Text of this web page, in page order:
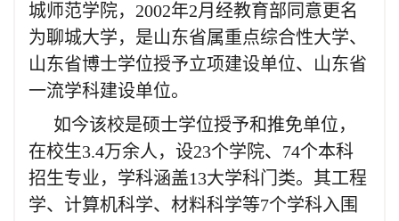
城师范学院，2002年2月经教育部同意更名
为聊城大学，是山东省属重点综合性大学、
山东省博士学位授予立项建设单位、山东省
一流学科建设单位。
如今该校是硕士学位授予和推免单位，
在校生3.4万余人，设23个学院、74个本科
招生专业，学科涵盖13大学科门类。其工程
学、计算机科学、材料科学等7个学科入围